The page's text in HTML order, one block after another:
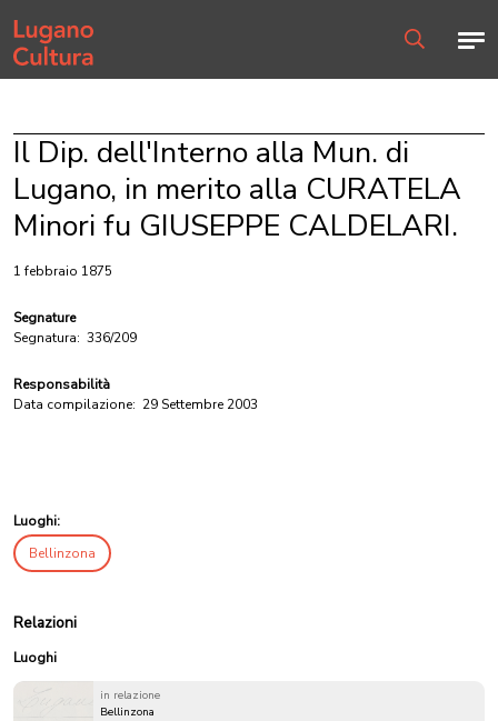
Home page
Il Dip. dell'Interno alla Mun. di
Lugano, in merito alla CURATELA
Minori fu GIUSEPPE CALDELARI.
1 febbraio 1875
Segnature
Segnatura: 336/209
Responsabilità
Data compilazione: 29 Settembre 2003
Luoghi:
Bellinzona
Relazioni
Luoghi
in relazione
Bellinzona